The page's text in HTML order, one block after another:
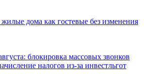
дома как гостевые без изменения
блокировка массовых звонков
налогов из-за инвестльгот